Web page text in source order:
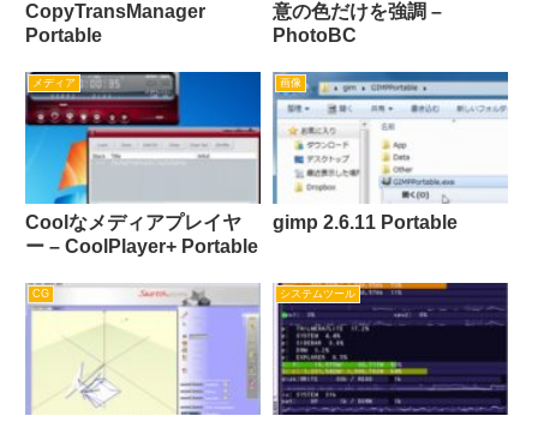
CopyTransManager
Portable
意の色だけを強調 –
PhotoBC
メディア
Coolなメディアプレイヤ
ー – CoolPlayer+ Portable
画像
gimp 2.6.11 Portable
CG システムツール